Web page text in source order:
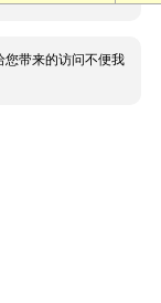
您带来的访问不便我